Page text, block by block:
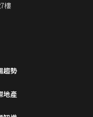
樓
趨勢
地產